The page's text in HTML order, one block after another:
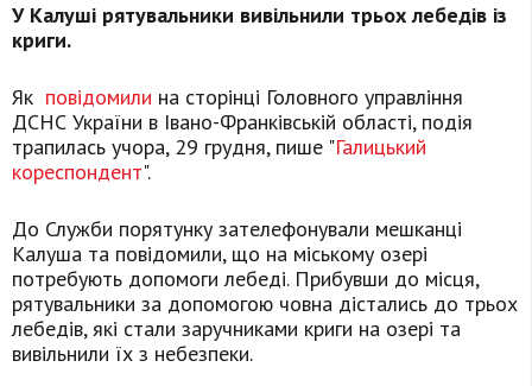
У Калуші рятувальники вивільнили трьох лебедів із
криги.
Як повідомили на сторінці Головного управління
ДСНС України в Івано-Франківській області, подія
трапилась учора, 29 грудня, пише "Галицький
кореспондент".
До Служби порятунку зателефонували мешканці
Калуша та повідомили, що на міському озері
потребують допомоги лебеді. Прибувши до місця,
рятувальники за допомогою човна дістались до трьох
лебедів, які стали заручниками криги на озері та
вивільнили їх з небезпеки.